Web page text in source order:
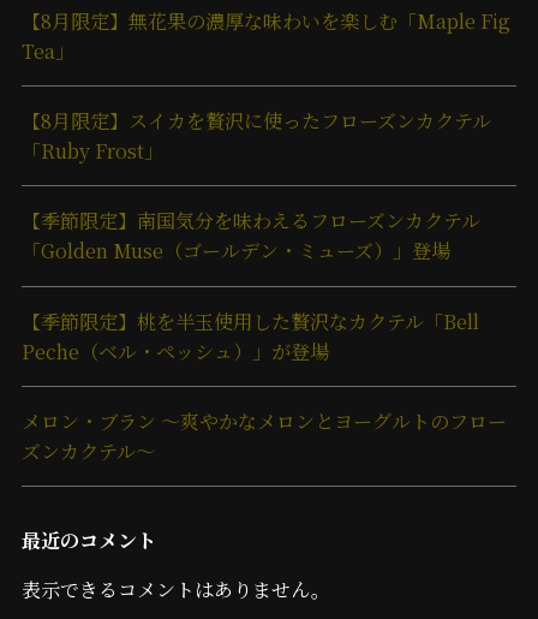
【8月限定】無花果の濃厚な味わいを楽しむ「Maple Fig
Tea」
【8月限定】スイカを贅沢に使ったフローズンカクテル
「Ruby Frost」
【季節限定】南国気分を味わえるフローズンカクテル
「Golden Muse（ゴールデン・ミューズ）」登場
【季節限定】桃を半玉使用した贅沢なカクテル「Bell
Peche（ベル・ペッシュ）」が登場
メロン・ブラン ～爽やかなメロンとヨーグルトのフロー
ズンカクテル～
最近のコメント
表示できるコメントはありません。